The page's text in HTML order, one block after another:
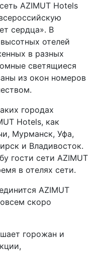
AZIMUT Hotels
сердца». В
отелей
в разных
светящиеся
из окон номеров
городах
Hotels, как
Мурманск, Уфа,
и Владивосток.
гости сети AZIMUT
в отелях сети.
AZIMUT
скоро
горожан и